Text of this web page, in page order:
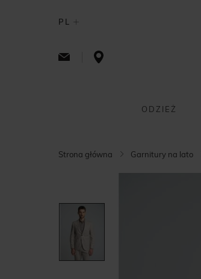
PL
ODZIEŻ
Strona główna Garnitury na lato